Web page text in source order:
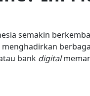
semakin
menghadirkan
bank digital